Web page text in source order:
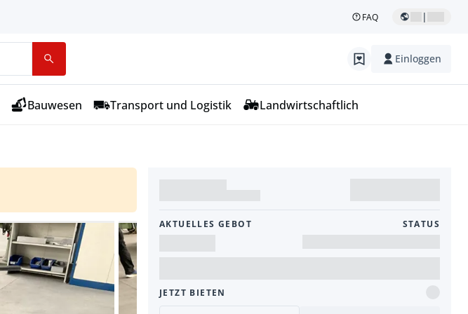
FAQ |
Einloggen
Bauwesen Transport und Logistik Landwirtschaftlich
AKTUELLES GEBOT STATUS
JETZT BIETEN